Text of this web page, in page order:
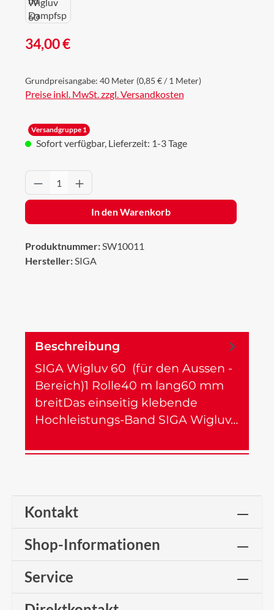
Regulärer Preis:
34,00 €
Grundpreisangabe: 40 Meter (0,85 € / 1 Meter)
Preise inkl. MwSt. zzgl. Versandkosten
Versandgruppe 1
Sofort verfügbar, Lieferzeit: 1-3 Tage
Produkt Anzahl: Gib den gewünschten
In den Warenkorb
Produktnummer:SW10011
Hersteller:SIGA
Beschreibung
SIGA Wigluv 60 (für den Aussen -
Bereich)1 Rolle40 m lang60 mm
breitDas einseitig klebende
Hochleistungs-Band SIGA Wigluv…
Kontakt
Shop-Informationen
Service